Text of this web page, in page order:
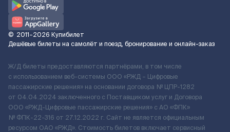
© 2011–2026 Купибилет
Дешёвые билеты на самолёт и поезд, бронирование и онлайн-заказ
Ж/Д билеты предоставляются партнёрами, в том числе
с использованием веб-системы ООО «РЖД – Цифровые
пассажирские решения» на основании договора № ЦПР-1282
от 04.04.2024 заключенного с Поставщиком услуг и Договора
ООО «РЖД-Цифровые пассажирские решения» c АО «ФПК»
№ ФПК-22-316 от 27.12.2022 г. Сайт не является официальным
ресурсом ОАО «РЖД». Стоимость билетов включает сервисный